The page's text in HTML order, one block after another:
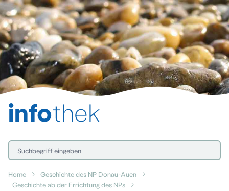
infothek
Home
Geschichte des NP Donau-Auen
Geschichte ab der Errichtung des NPs